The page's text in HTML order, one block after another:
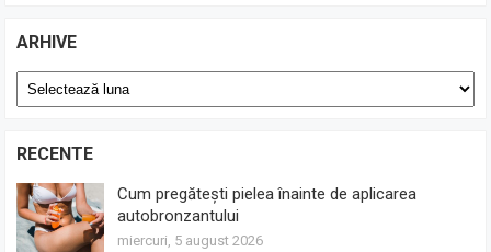
ARHIVE
Arhive
RECENTE
Cum pregătești pielea înainte de aplicarea
autobronzantului
miercuri, 5 august 2026